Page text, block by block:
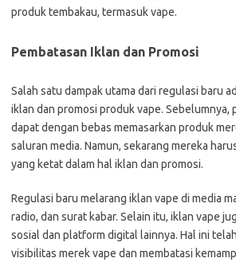
produk tembakau, termasuk vape.
Pembatasan Iklan dan Promosi
Salah satu dampak utama dari regulasi baru
iklan dan promosi produk vape. Sebelumnya,
dapat dengan bebas memasarkan produk
saluran media. Namun, sekarang mereka
yang ketat dalam hal iklan dan promosi.
Regulasi baru melarang iklan vape di media
radio, dan surat kabar. Selain itu, iklan vape
sosial dan platform digital lainnya. Hal ini
visibilitas merek vape dan membatasi